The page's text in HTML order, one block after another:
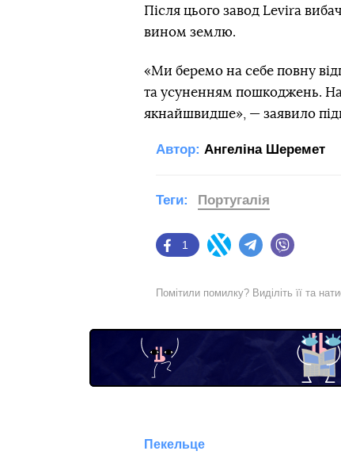
Після цього завод Levira
вином землю.
«Ми беремо на себе повну
та усуненням пошкоджень.
якнайшвидше», — заявило
Автор: Ангеліна Шеремет
Facebook
1
Twitter Telegram
Теги: Португалія
Помітили помилку? Виділіть її та
Пекельце